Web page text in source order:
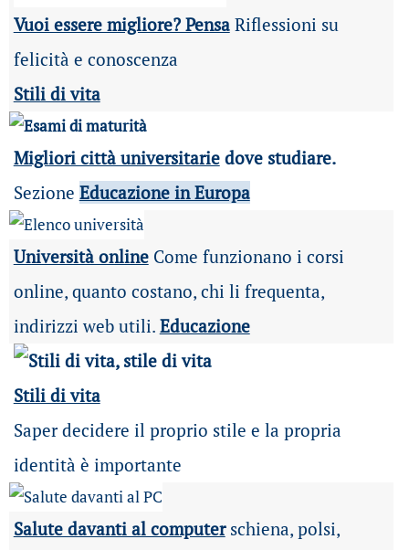
Vuoi essere migliore? PensaRiflessioni su
felicità e conoscenza
Stili di vita
Migliori città universitariedove studiare.
Sezione Educazione in Europa
Università online Come funzionano i corsi
online, quanto costano, chi li frequenta,
indirizzi web utili. Educazione
Stili di vita
Saper decidere il proprio stile e la propria
identità è importante
Salute davanti al computerschiena, polsi,